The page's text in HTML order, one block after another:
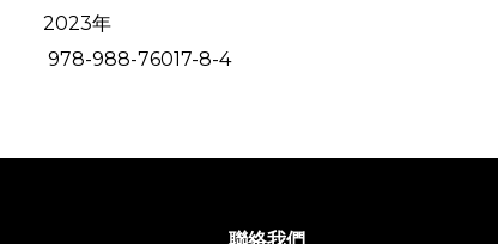
: 2023年
978-988-76017-8-4
聯絡我們